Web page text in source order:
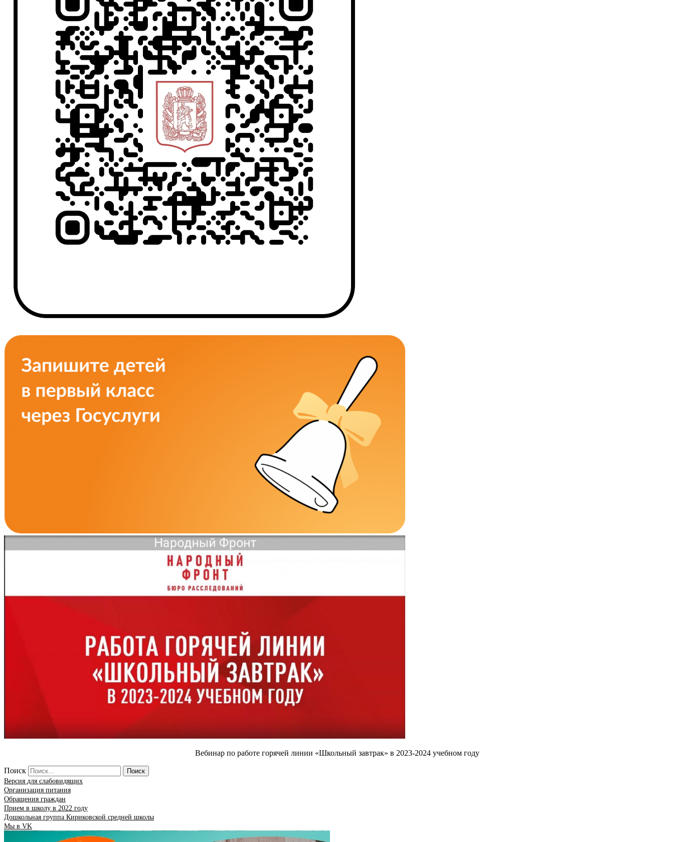
Вебинар по работе горячей линии «Школьный завтрак» в 2023-2024 учебном году
Поиск
Поиск
Версия для слабовидящих
Организация питания
Обращения граждан
Прием в школу в 2022 году
Дошкольная группа Кириковской средней школы
Мы в VK